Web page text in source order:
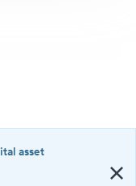
asset